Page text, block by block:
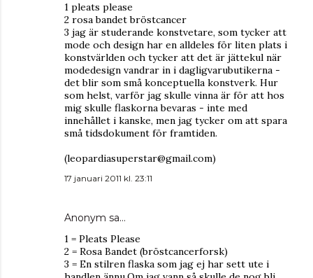
1 pleats please
2 rosa bandet bröstcancer
3 jag är studerande konstvetare, som tycker att
mode och design har en alldeles för liten plats i
konstvärlden och tycker att det är jättekul när
modedesign vandrar in i dagligvarubutikerna -
det blir som små konceptuella konstverk. Hur
som helst, varför jag skulle vinna är för att hos
mig skulle flaskorna bevaras - inte med
innehållet i kanske, men jag tycker om att spara
små tidsdokument för framtiden.
(leopardiasuperstar@gmail.com)
17 januari 2011 kl. 23:11
Anonym sa…
1 = Pleats Please
2 = Rosa Bandet (bröstcancerforsk)
3 = En stilren flaska som jag ej har sett ute i